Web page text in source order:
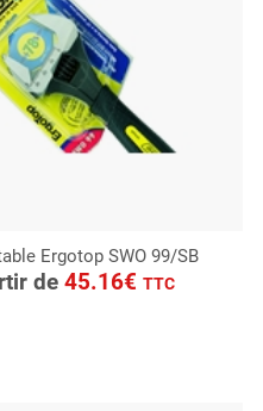
Ergotop SWO 99/SB
de45.16€TTC
CONSULTER
Demande de devis